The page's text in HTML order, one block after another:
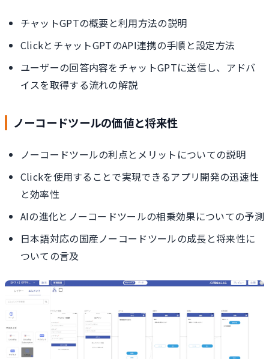
チャットGPTの概要と利用方法の説明
ClickとチャットGPTのAPI連携の手順と設定方法
ユーザーの回答内容をチャットGPTに送信し、アドバ
イスを取得する流れの解説
ノーコードツールの価値と将来性
ノーコードツールの利点とメリットについての説明
Clickを使用することで実現できるアプリ開発の迅速性
と効率性
AIの進化とノーコードツールの相乗効果についての予測
日本語対応の国産ノーコードツールの成長と将来性に
ついての言及